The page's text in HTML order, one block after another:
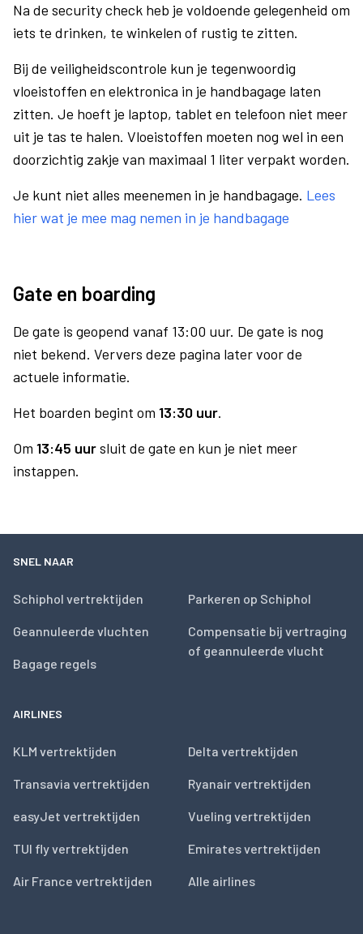
Na de security check heb je voldoende gelegenheid om
iets te drinken, te winkelen of rustig te zitten.
Bij de veiligheidscontrole kun je tegenwoordig
vloeistoffen en elektronica in je handbagage laten
zitten. Je hoeft je laptop, tablet en telefoon niet meer
uit je tas te halen. Vloeistoffen moeten nog wel in een
doorzichtig zakje van maximaal 1 liter verpakt worden.
Je kunt niet alles meenemen in je handbagage. Lees
hier wat je mee mag nemen in je handbagage
Gate en boarding
De gate is geopend vanaf 13:00 uur. De gate is nog
niet bekend. Ververs deze pagina later voor de
actuele informatie.
Het boarden begint om 13:30 uur.
Om 13:45 uursluit de gate en kun je niet meer
instappen.
SNEL NAAR
Schiphol vertrektijden
Geannuleerde vluchten
Bagage regels
Parkeren op Schiphol
Compensatie bij vertraging
of geannuleerde vlucht
AIRLINES
KLM vertrektijden
Transavia vertrektijden
easyJet vertrektijden
TUI fly vertrektijden
Air France vertrektijden
Delta vertrektijden
Ryanair vertrektijden
Vueling vertrektijden
Emirates vertrektijden
Alle airlines